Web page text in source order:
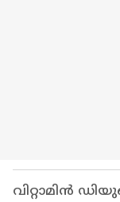
വിറ്റാമിൻ